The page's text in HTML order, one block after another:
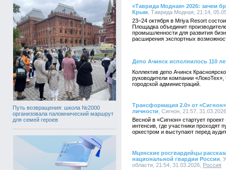
Путь возвращения: школа №2000
организовала паломнический маршрут
для семей героев
«Таврида Модная» 2026: зачем
Крым , Таврида Модная, 21:14,
23–24 октября в Mriya Resort
Площадка объединит
промышленности для развития
расширения экспортных
Депо Ачинск исполнилось 110
Коллектив депо Ачинск
руководители компании
городской администраций.
Трансформация 2.0» от
личности , Сигнон, 21:57,
Весной в «Сигнон» стартует
интенсив, где участники проходят
оркестром и выступают перед
Мценские росгвардейцы
национальной гвардии России ,
области, 21:54, 31.03.2026, Россия